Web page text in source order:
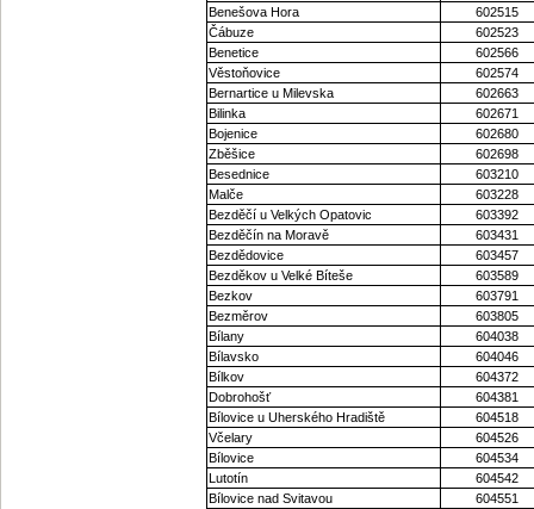
Benešova Hora
602515
Čábuze
602523
Benetice
602566
Věstoňovice
602574
Bernartice u Milevska
602663
Bilinka
602671
Bojenice
602680
Zběšice
602698
Besednice
603210
Malče
603228
Bezděčí u Velkých Opatovic
603392
Bezděčín na Moravě
603431
Bezdědovice
603457
Bezděkov u Velké Bíteše
603589
Bezkov
603791
Bezměrov
603805
Bílany
604038
Bílavsko
604046
Bílkov
604372
Dobrohošť
604381
Bílovice u Uherského Hradiště
604518
Včelary
604526
Bílovice
604534
Lutotín
604542
Bílovice nad Svitavou
604551